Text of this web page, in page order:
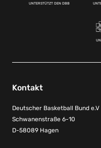
UNTERSTÜTZT DEN DBB
Kontakt
Deutscher Basketball Bund e.V
Schwanenstraße 6-10
D-58089 Hagen